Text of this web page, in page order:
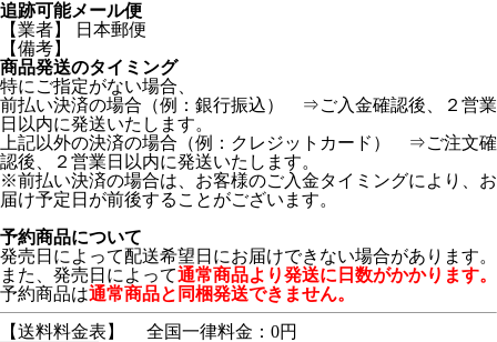
追跡可能メール便
【業者】 日本郵便
【備考】
商品発送のタイミング
特にご指定がない場合、
前払い決済の場合（例：銀行振込） ⇒ご入金確認後、２営業
日以内に発送いたします。
上記以外の決済の場合（例：クレジットカード） ⇒ご注文確
認後、２営業日以内に発送いたします。
※前払い決済の場合は、お客様のご入金タイミングにより、お
届け予定日が前後することがございます。
予約商品について
発売日によって配送希望日にお届けできない場合があります。
また、発売日によって通常商品より発送に日数がかかります。
予約商品は通常商品と同梱発送できません。
【送料料金表】
全国一律料金：0円